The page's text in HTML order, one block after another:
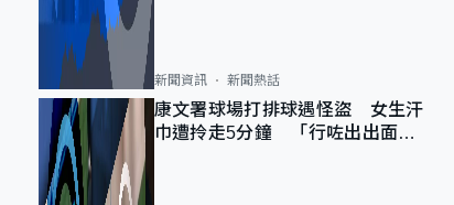
新聞資訊 新聞熱話
康文署球場打排球遇怪盜 女生汗
巾遭拎走5分鐘 「行咗出出面唔